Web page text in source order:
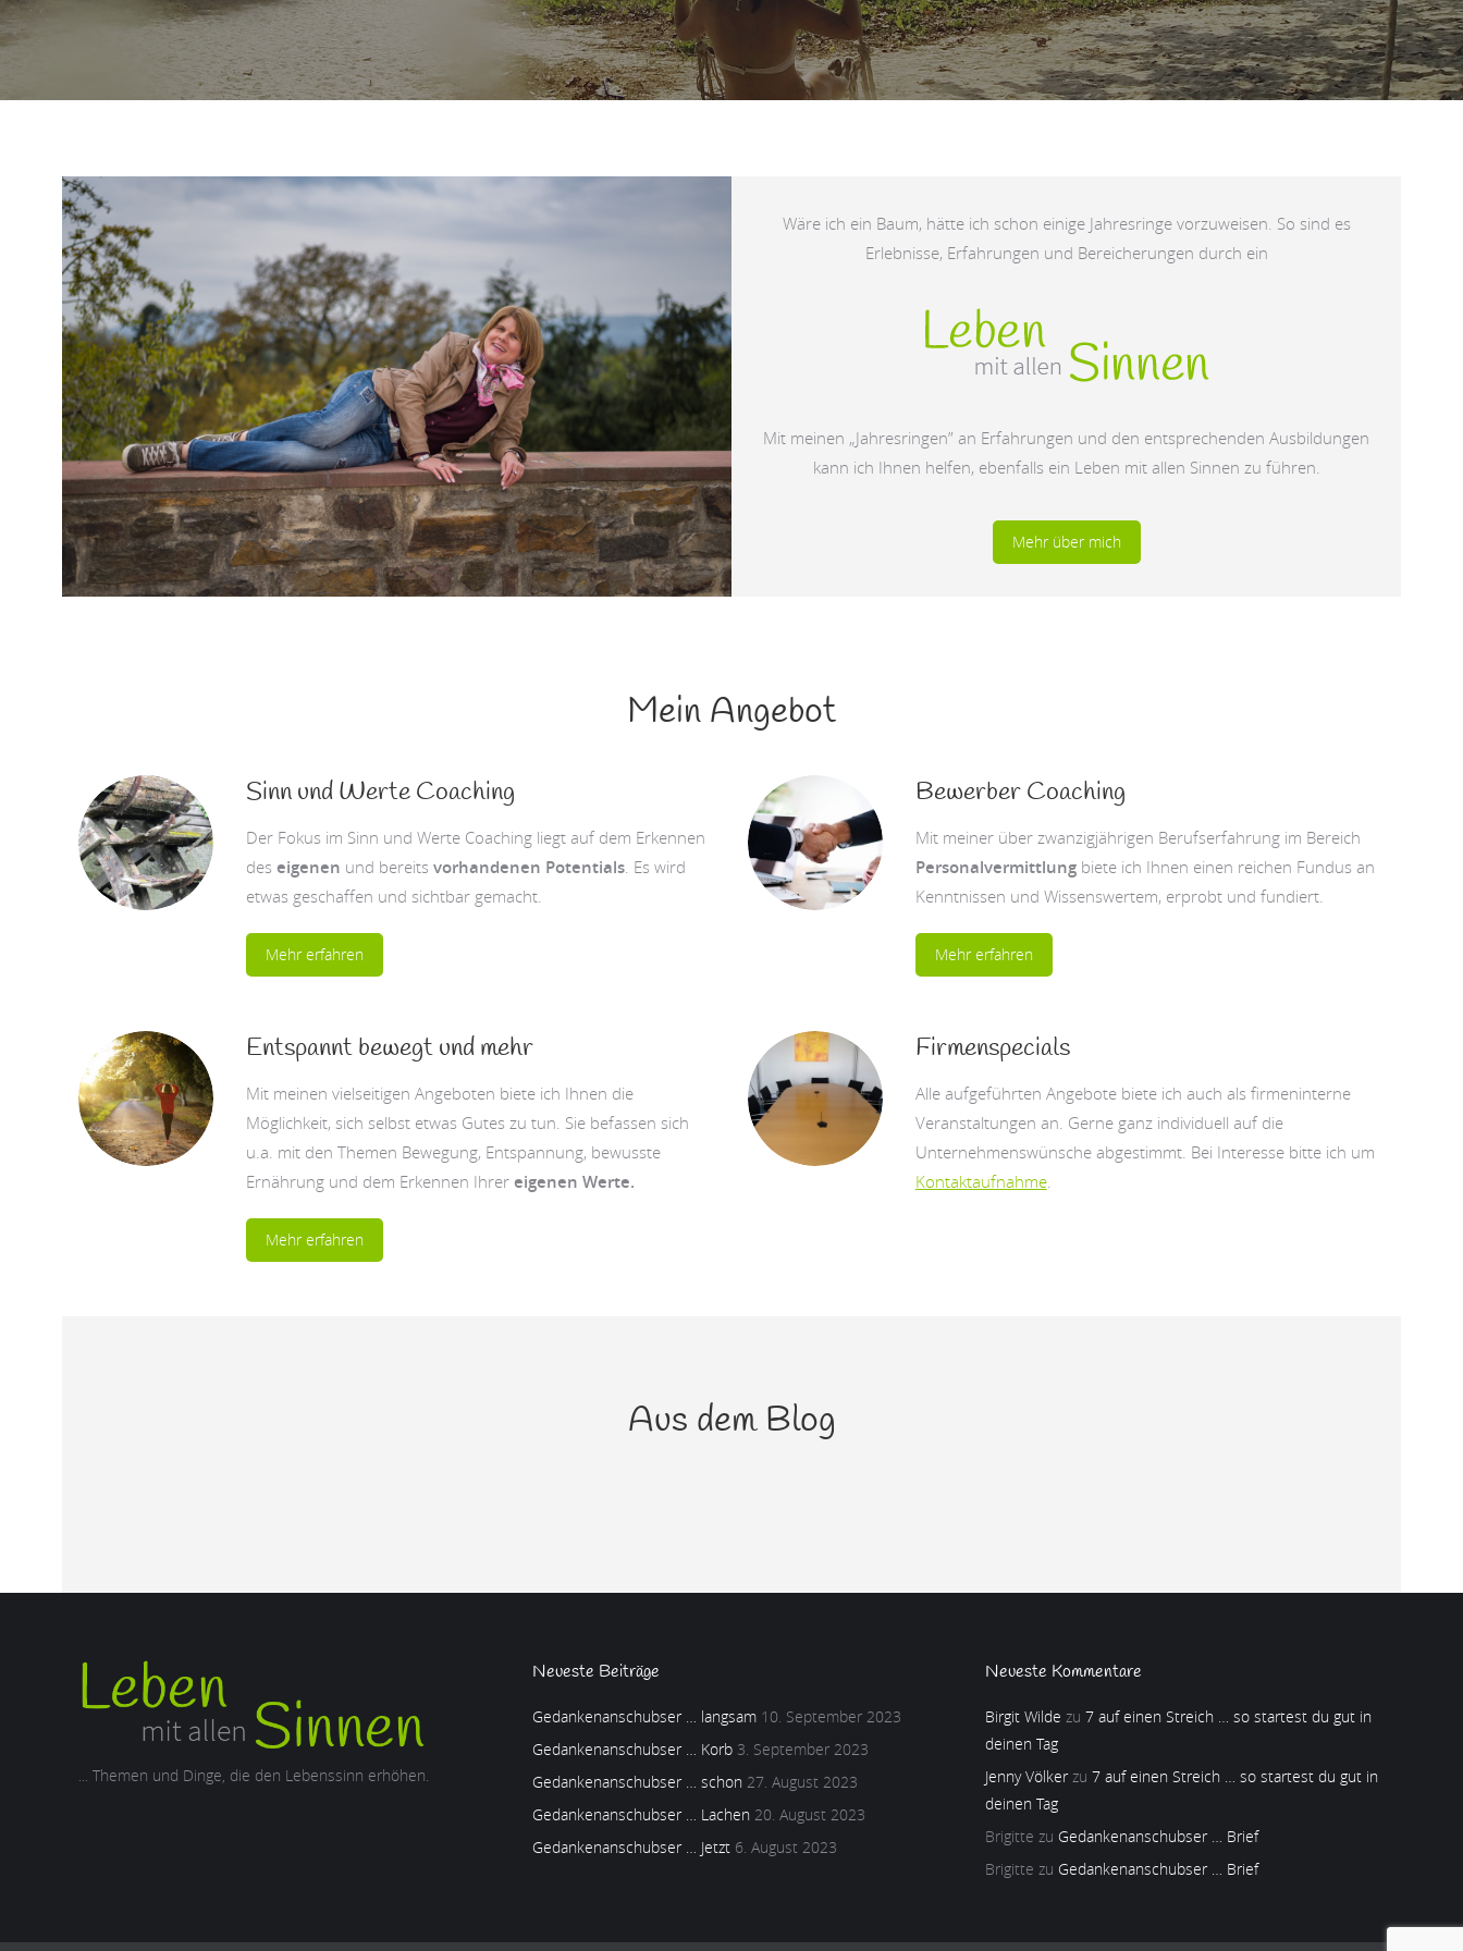
Wäre ich ein Baum, hätte ich schon einige Jahresringe vorzuweisen. So sind es
Erlebnisse, Erfahrungen und Bereicherungen durch ein
Mit meinen „Jahresringen” an Erfahrungen und den entsprechenden Ausbildungen
kann ich Ihnen helfen, ebenfalls ein Leben mit allen Sinnen zu führen.
Mehr über mich
Mein Angebot
Sinn und Werte Coaching
Der Fokus im Sinn und Werte Coaching liegt auf dem Erkennen
des eigenen und bereits vorhandenen Potentials. Es wird
etwas geschaffen und sichtbar gemacht.
Mehr erfahren
Bewerber Coaching
Mit meiner über zwanzigjährigen Berufserfahrung im Bereich
Personalvermittlungbiete ich Ihnen einen reichen Fundus an
Kenntnissen und Wissenswertem, erprobt und fundiert.
Mehr erfahren
Entspannt bewegt und mehr
Mit meinen vielseitigen Angeboten biete ich Ihnen die
Möglichkeit, sich selbst etwas Gutes zu tun. Sie befassen sich
u.a. mit den Themen Bewegung, Entspannung, bewusste
Ernährung und dem Erkennen Ihrer eigenen Werte.
Mehr erfahren
Firmenspecials
Alle aufgeführten Angebote biete ich auch als firmeninterne
Veranstaltungen an. Gerne ganz individuell auf die
Unternehmenswünsche abgestimmt. Bei Interesse bitte ich um
Kontaktaufnahme.
Aus dem Blog
... Themen und Dinge, die den Lebenssinn erhöhen.
Neueste Beiträge
Gedankenanschubser … langsam 10. September 2023
Gedankenanschubser … Korb 3. September 2023
Gedankenanschubser … schon 27. August 2023
Gedankenanschubser … Lachen 20. August 2023
Gedankenanschubser … Jetzt 6. August 2023
Neueste Kommentare
Birgit Wilde zu7 auf einen Streich … so startest du gut in
deinen Tag
Jenny Völkerzu7 auf einen Streich … so startest du gut in
deinen Tag
Brigitte zu Gedankenanschubser … Brief
Brigitte zu Gedankenanschubser … Brief